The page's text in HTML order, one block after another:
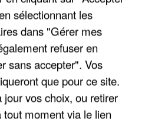
CLIENTS DÉROBÉES À
UNE...
sélectionnant les
dans "Gérer mes
refuser en
sans accepter". Vos
que pour ce site.
vos choix, ou retirer
moment via le lien